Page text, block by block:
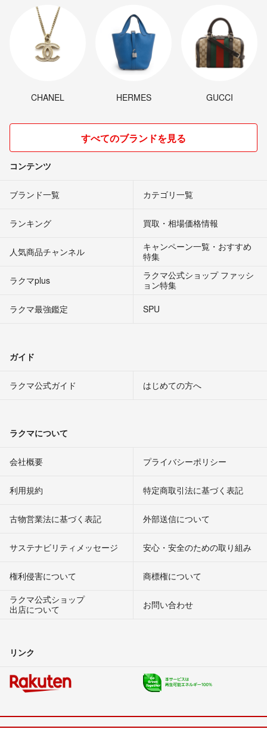
CHANEL HERMES GUCCI
すべてのブランドを見る
コンテンツ
ブランド一覧 カテゴリ一覧
ランキング 買取・相場価格情報
人気商品チャンネル
キャンペーン一覧・おすすめ
特集
ラクマplus
ラクマ公式ショップ ファッシ
ョン特集
ラクマ最強鑑定
SPU
ガイド
ラクマ公式ガイド はじめての方へ
ラクマについて
会社概要 プライバシーポリシー
利用規約 特定商取引法に基づく表記
古物営業法に基づく表記 外部送信について
サステナビリティメッセージ 安心・安全のための取り組み
権利侵害について
商標権について
ラクマ公式ショップ
出店について
お問い合わせ
リンク